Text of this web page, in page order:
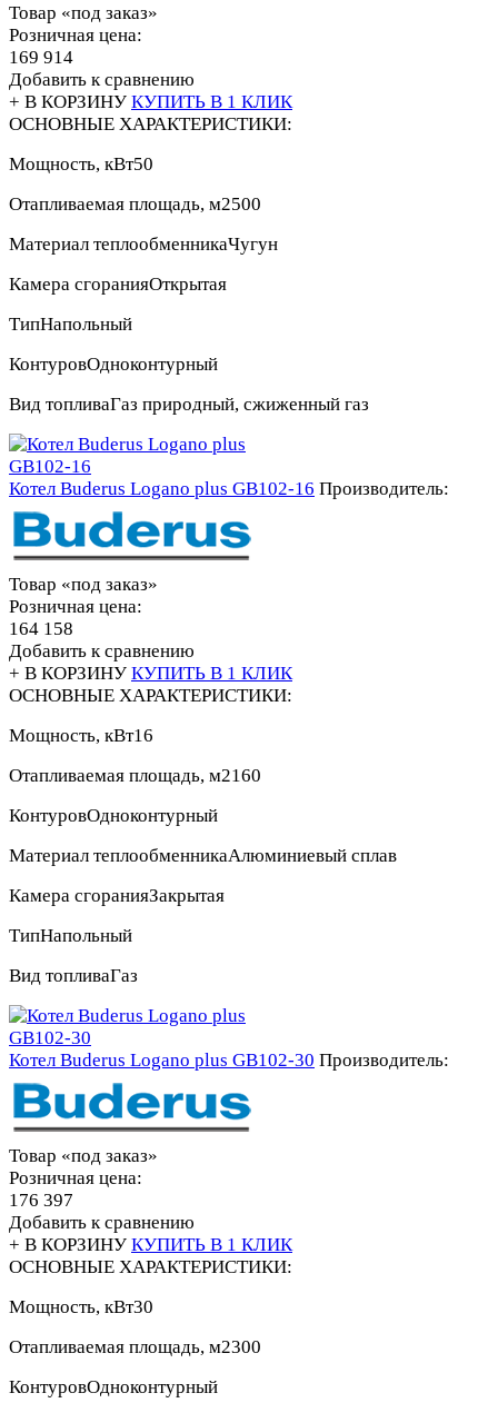
Товар «под заказ»
Розничная цена:
169 914
Добавить к сравнению
+ В КОРЗИНУ КУПИТЬ В 1 КЛИК
ОСНОВНЫЕ ХАРАКТЕРИСТИКИ:
Мощность, кВт50
Отапливаемая площадь, м2500
Материал теплообменникаЧугун
Камера сгоранияОткрытая
ТипНапольный
КонтуровОдноконтурный
Вид топливаГаз природный, сжиженный газ
Котел Buderus Logano plus GB102-16 Производитель:
Товар «под заказ»
Розничная цена:
164 158
Добавить к сравнению
+ В КОРЗИНУ КУПИТЬ В 1 КЛИК
ОСНОВНЫЕ ХАРАКТЕРИСТИКИ:
Мощность, кВт16
Отапливаемая площадь, м2160
КонтуровОдноконтурный
Материал теплообменникаАлюминиевый сплав
Камера сгоранияЗакрытая
ТипНапольный
Вид топливаГаз
Котел Buderus Logano plus GB102-30 Производитель:
Товар «под заказ»
Розничная цена:
176 397
Добавить к сравнению
+ В КОРЗИНУ КУПИТЬ В 1 КЛИК
ОСНОВНЫЕ ХАРАКТЕРИСТИКИ:
Мощность, кВт30
Отапливаемая площадь, м2300
КонтуровОдноконтурный